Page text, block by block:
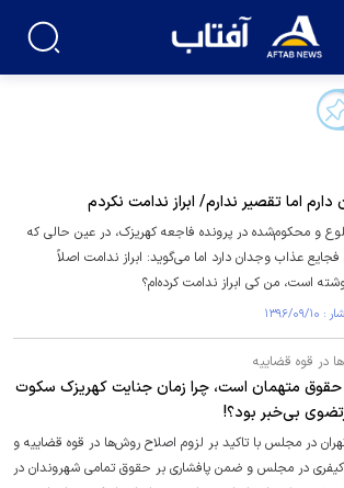
اما تقصیر ندارم/ ابراز ندامت نکردم
و محکوم‌شده در پرونده فاجعه کهریزک، در عین حالی که
عذاب وجدان دارد اما می‌گوید: ابراز ندامت اصلاً
است، من کی ابراز ندامت کرده‌ام؟
در قوه قضاییه
حقوق متهمان است، چرا زمان جنایت کهریزک سکوت
بی‌خبر بود؟!
در مجلس با تاکید بر لزوم اصلاح روش‌ها در قوه قضاییه و
کیفری در مجلس و ضمن پافشاری بر حقوق تمامی شهروندان در